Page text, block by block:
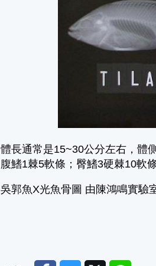
體長通常是15~30公分左右，體
腹鰭1棘5軟條；臀鰭3硬棘10軟
吳郭魚X光魚骨圖 由陳鴻鳴實驗